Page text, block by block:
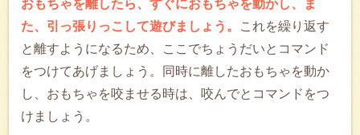
おもちゃを離したら、すぐにおもちゃを動かし、ま
た、引っ張りっこして遊びましょう。
これを繰り返す
と離すようになるため、ここでちょうだいとコマンド
をつけてあげましょう。同時に離したおもちゃを動か
し、おもちゃを咬ませる時は、咬んでとコマンドをつ
けましょう。